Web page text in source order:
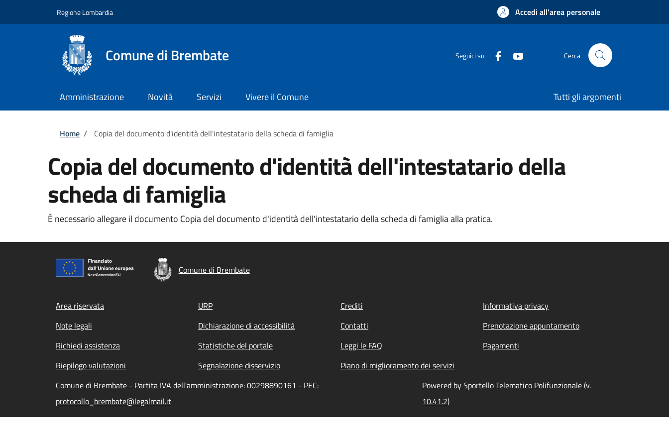
Regione Lombardia Accedi all'area personale
Comune di Brembate Seguici su Cerca
Amministrazione Novità Servizi Vivere il Comune Tutti gli argomenti
Briciole di pane
Home / Copia del documento d'identità dell'intestatario della scheda di famiglia
Copia del documento d'identità dell'intestatario della
scheda di famiglia
È necessario allegare il documento Copia del documento d'identità dell'intestatario della scheda di famiglia alla pratica.
Comune di Brembate
Footer menu
Area riservata URP Crediti
Informativa privacy
Note legali
Dichiarazione di accessibilità Contatti
Prenotazione appuntamento
Richiedi assistenza
Statistiche del portale Leggi le FAQ
Pagamenti
Riepilogo valutazioni
Segnalazione disservizio
Piano di miglioramento dei servizi
Comune di Brembate - Partita IVA dell'amministrazione: 00298890161 - PEC:
protocollo_brembate@legalmail.it
Powered by Sportello Telematico Polifunzionale (v.
10.41.2)